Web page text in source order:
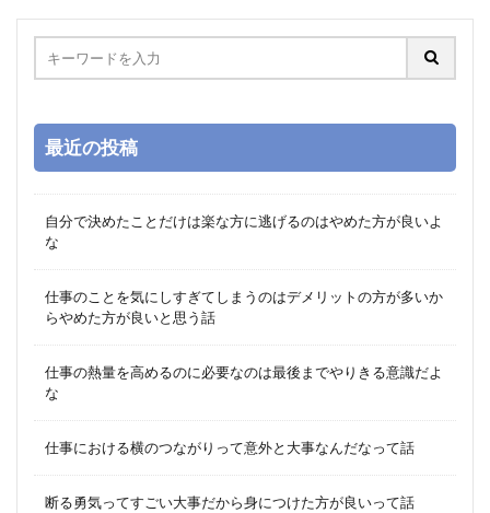
最近の投稿
自分で決めたことだけは楽な方に逃げるのはやめた方が良いよ
な
仕事のことを気にしすぎてしまうのはデメリットの方が多いか
らやめた方が良いと思う話
仕事の熱量を高めるのに必要なのは最後までやりきる意識だよ
な
仕事における横のつながりって意外と大事なんだなって話
断る勇気ってすごい大事だから身につけた方が良いって話